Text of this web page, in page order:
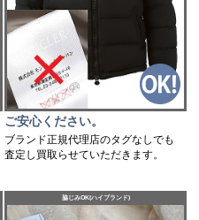
ご安心ください。
ブランド正規代理店のタグなしでも
査定し買取らせていただきます。
脇じみOK(ハイブランド)